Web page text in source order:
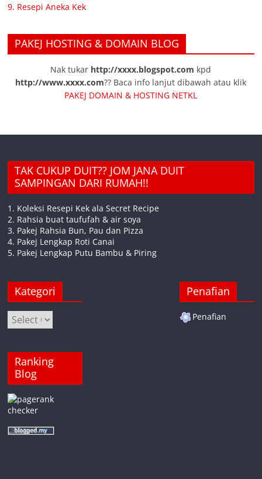
9. Resepi Aneka Kek
PAKEJ HOSTING & DOMAIN BLOG
Nak tukar http://xxxx.blogspot.com kpd
http://www.xxxx.com?? Baca info lanjut dibawah atau klik
PAKEJ DOMAIN & HOSTING NETKL
TAK CUKUP DUIT?? JOM JANA DUIT
SAMPINGAN DARI RUMAH!!
1. Koleksi Resepi Kek ala Secret Recipe
2. Rahsia buat taufufah & air soya
3. Pakej Rahsia Bun, Pau dan Pizza
4. Pakej Lengkap Roti Canai
5. Pakej Lengkap Putu Bambu & Piring
Kategori
Kategori
Ranking
Blog
Penafian
Penafian